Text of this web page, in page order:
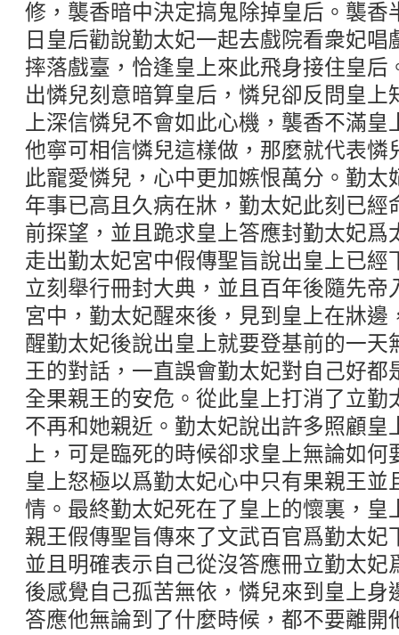
修，襲香暗中決定搞鬼除掉皇后。襲香
日皇后勸說勤太妃一起去戲院看衆妃
摔落戲臺，恰逢皇上來此飛身接住皇后
出憐兒刻意暗算皇后，憐兒卻反問皇上
上深信憐兒不會如此心機，襲香不滿
他寧可相信憐兒這樣做，那麼就代表憐
此寵愛憐兒，心中更加嫉恨萬分。勤太
年事已高且久病在牀，勤太妃此刻已經
前探望，並且跪求皇上答應封勤太妃爲
走出勤太妃宮中假傳聖旨說出皇上已經
立刻舉行冊封大典，並且百年後隨先帝
宮中，勤太妃醒來後，見到皇上在牀邊
醒勤太妃後說出皇上就要登基前的一天
王的對話，一直誤會勤太妃對自己好都
全果親王的安危。從此皇上打消了立勤
不再和她親近。勤太妃說出許多照顧皇
上，可是臨死的時候卻求皇上無論如
皇上怒極以爲勤太妃心中只有果親王並
情。最終勤太妃死在了皇上的懷裏，皇
親王假傳聖旨傳來了文武百官爲勤太妃
並且明確表示自己從沒答應冊立勤太妃
後感覺自己孤苦無依，憐兒來到皇上身
答應他無論到了什麼時候，都不要離開